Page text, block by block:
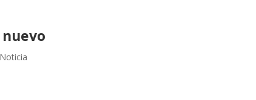
Noticia